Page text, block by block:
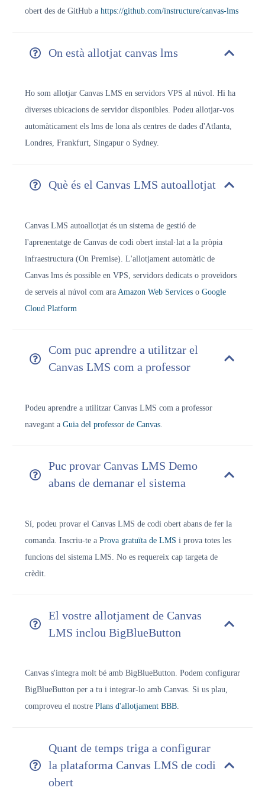
obert des de GitHub a https://github.com/instructure/canvas-lms
On està allotjat canvas lms
Ho som allotjar Canvas LMS en servidors VPS al núvol. Hi ha
diverses ubicacions de servidor disponibles. Podeu allotjar-vos
automàticament els lms de lona als centres de dades d'Atlanta,
Londres, Frankfurt, Singapur o Sydney.
Què és el Canvas LMS autoallotjat
Canvas LMS autoallotjat és un sistema de gestió de
l'aprenentatge de Canvas de codi obert instal·lat a la pròpia
infraestructura (On Premise). L'allotjament automàtic de
Canvas lms és possible en VPS, servidors dedicats o proveïdors
de serveis al núvol com ara Amazon Web Services o Google
Cloud Platform
Com puc aprendre a utilitzar el
Canvas LMS com a professor
Podeu aprendre a utilitzar Canvas LMS com a professor
navegant a Guia del professor de Canvas
Puc provar Canvas LMS Demo
abans de demanar el sistema
Sí, podeu provar el Canvas LMS de codi obert abans de fer la
comanda. Inscriu-te a Prova gratuïta de LMS i prova totes les
funcions del sistema LMS. No es requereix cap targeta de
crèdit.
El vostre allotjament de Canvas
LMS inclou BigBlueButton
Canvas s'integra molt bé amb BigBlueButton. Podem configurar
BigBlueButton per a tu i integrar-lo amb Canvas. Si us plau,
comproveu el nostre Plans d'allotjament BBB.
Quant de temps triga a configurar
la plataforma Canvas LMS de codi
obert